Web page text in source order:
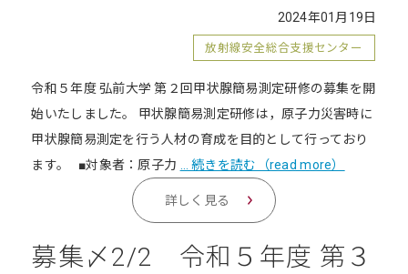
2024年01月19日
放射線安全総合支援センター
令和５年度 弘前大学 第２回甲状腺簡易測定研修の募集を開
始いたしました。 甲状腺簡易測定研修は，原子力災害時に
甲状腺簡易測定を行う人材の育成を目的として行っており
ます。 ■対象者：原子力
… 続きを読む（read more）
詳しく見る
募集〆2/2 令和５年度 第３